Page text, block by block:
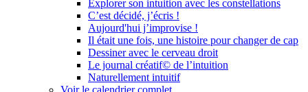
Explorer son intuition avec les constellations
C’est décidé, j’écris !
Aujourd'hui j’improvise !
Il était une fois, une histoire pour changer de cap
Dessiner avec le cerveau droit
Le journal créatif© de l’intuition
Naturellement intuitif
Voir le calendrier complet